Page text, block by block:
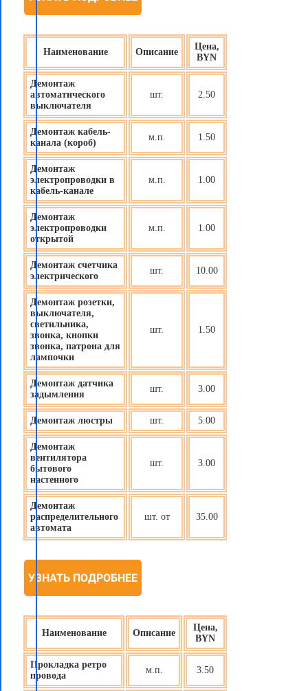
Наименование Описание
Цена,
BYN
Демонтаж
автоматического
выключателя
шт. 2.50
Демонтаж кабель-
канала (короб)
м.п. 1.50
Демонтаж
электропроводки в
кабель-канале
м.п. 1.00
Демонтаж
электропроводки
открытой
м.п. 1.00
Демонтаж счетчика
электрического
шт. 10.00
Демонтаж розетки,
выключателя,
светильника,
звонка, кнопки
звонка, патрона для
лампочки
шт. 1.50
Демонтаж датчика
задымления
шт. 3.00
Демонтаж люстры шт. 5.00
Демонтаж
вентилятора
бытового
настенного
шт. 3.00
Демонтаж
распределительного
автомата
шт. от 35.00
УЗНАТЬ ПОДРОБНЕЕ
Наименование Описание
Цена,
BYN
Прокладка ретро
провода
м.п. 3.50